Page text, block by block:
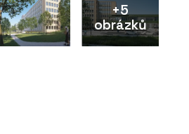
+5
obrázků